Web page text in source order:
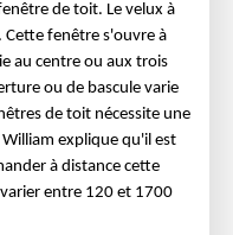
de toit. Le velux à
fenêtre s'ouvre à
au centre ou aux trois
ou de bascule varie
de toit nécessite une
William explique qu'il est
à distance cette
entre 120 et 1700